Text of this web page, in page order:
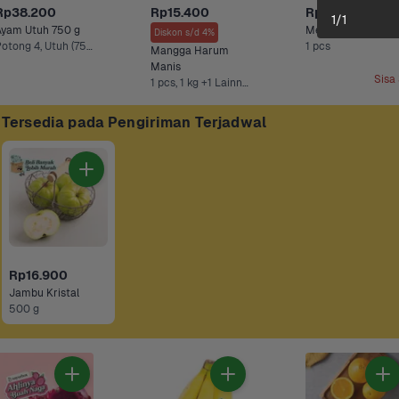
Utuh 750 g
Potong 4, Utuh (750 g)
Rp15.400
Diskon s/d 4%
Mangga Harum
Manis
1 pcs, 1 kg +1 Lainnya
Rp39.900
Melon Sky Rocket
1 pcs
Sisa
Tersedia pada Pengiriman Terjadwal
Rp16.900
Jambu Kristal
500 g
1/1